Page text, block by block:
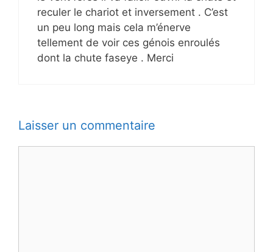
reculer le chariot et inversement . C’est
un peu long mais cela m’énerve
tellement de voir ces génois enroulés
dont la chute faseye . Merci
Laisser un commentaire